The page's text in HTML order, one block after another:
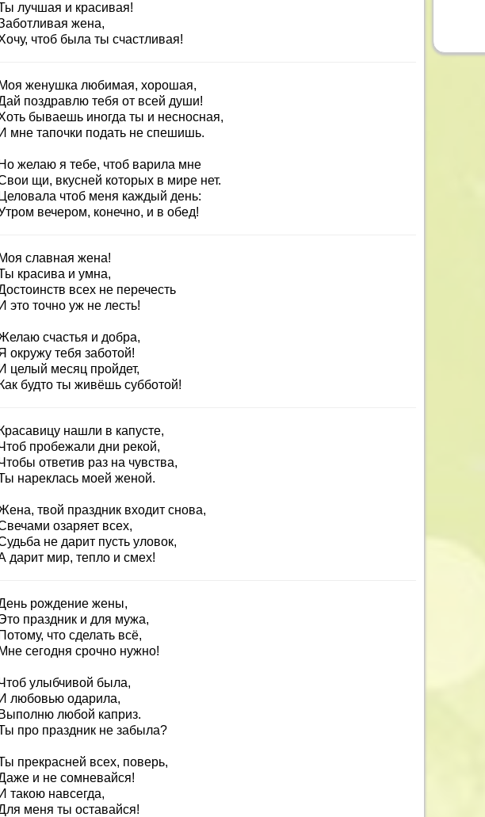
лучшая и красивая!
жена,
чтоб была ты счастливая!
Моя женушка любимая, хорошая,
поздравлю тебя от всей души!
бываешь иногда ты и несносная,
И мне тапочки подать не спешишь.
Но желаю я тебе, чтоб варила мне
щи, вкусней которых в мире нет.
Целовала чтоб меня каждый день:
вечером, конечно, и в обед!
Моя славная жена!
красива и умна,
всех не перечесть
И это точно уж не лесть!
счастья и добра,
окружу тебя заботой!
И целый месяц пройдет,
Как будто ты живёшь субботой!
Красавицу нашли в капусте,
пробежали дни рекой,
ответив раз на чувства,
нареклась моей женой.
твой праздник входит снова,
озаряет всех,
не дарит пусть уловок,
дарит мир, тепло и смех!
рождение жены,
праздник и для мужа,
Потому, что сделать всё,
Мне сегодня срочно нужно!
улыбчивой была,
И любовью одарила,
Выполню любой каприз.
про праздник не забыла?
прекрасней всех, поверь,
и не сомневайся!
И такою навсегда,
меня ты оставайся!